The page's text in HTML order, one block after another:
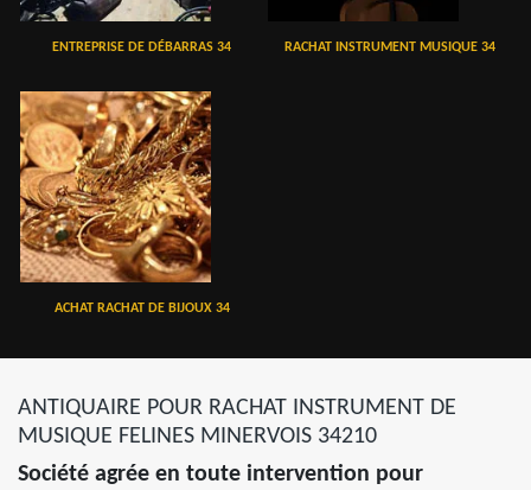
ENTREPRISE DE DÉBARRAS 34 RACHAT INSTRUMENT MUSIQUE 34
ACHAT RACHAT DE BIJOUX 34
ANTIQUAIRE POUR RACHAT INSTRUMENT DE
MUSIQUE FELINES MINERVOIS 34210
Société agrée en toute intervention pour